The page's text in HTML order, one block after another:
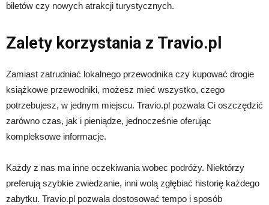
biletów czy nowych atrakcji turystycznych.
Zalety korzystania z Travio.pl
Zamiast zatrudniać lokalnego przewodnika czy kupować drogie
książkowe przewodniki, możesz mieć wszystko, czego
potrzebujesz, w jednym miejscu. Travio.pl pozwala Ci oszczędzić
zarówno czas, jak i pieniądze, jednocześnie oferując
kompleksowe informacje.
Każdy z nas ma inne oczekiwania wobec podróży. Niektórzy
preferują szybkie zwiedzanie, inni wolą zgłębiać historię każdego
zabytku. Travio.pl pozwala dostosować tempo i sposób